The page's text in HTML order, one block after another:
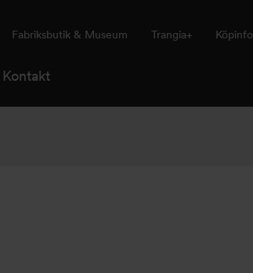
Kontakt
Fabriksbutik & Museum Trangia+ Köpinfo